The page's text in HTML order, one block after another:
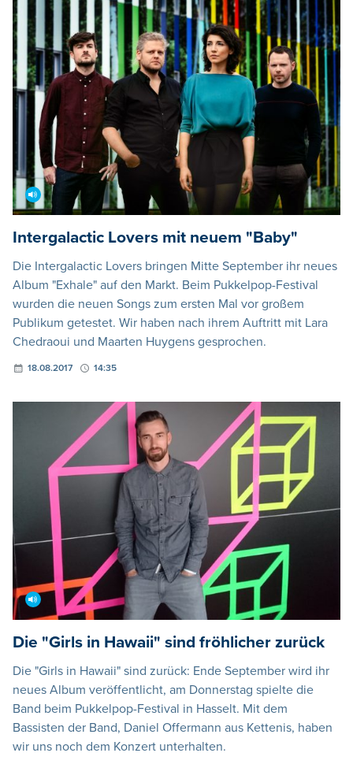
Intergalactic Lovers mit neuem "Baby"
Die Intergalactic Lovers bringen Mitte September ihr neues
Album "Exhale" auf den Markt. Beim Pukkelpop-Festival
wurden die neuen Songs zum ersten Mal vor großem
Publikum getestet. Wir haben nach ihrem Auftritt mit Lara
Chedraoui und Maarten Huygens gesprochen.
18.08.2017 14:35
Die "Girls in Hawaii" sind fröhlicher zurück
Die "Girls in Hawaii" sind zurück: Ende September wird ihr
neues Album veröffentlicht, am Donnerstag spielte die
Band beim Pukkelpop-Festival in Hasselt. Mit dem
Bassisten der Band, Daniel Offermann aus Kettenis, haben
wir uns noch dem Konzert unterhalten.